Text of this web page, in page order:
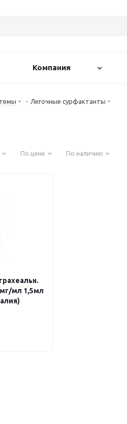
Компания
- Легочные сурфактанты
По цене По наличию
мл 1,5мл